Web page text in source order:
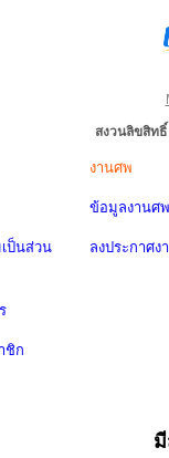
สงวนลิขสิท
ป็นส่วน
ชิก
งานศพ
ข้อมูลงานศพ
ลงประกาศง